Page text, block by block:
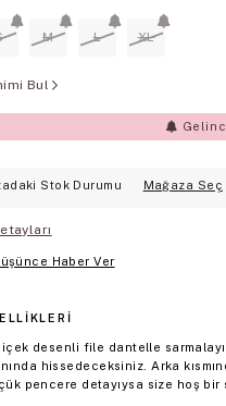
M L XL
Bul
Stok Durumu Mağaza Seç
Haber Ver
desenli file dantelle
hissedeceksiniz. Arka
pencere detayıysa size hoş bir